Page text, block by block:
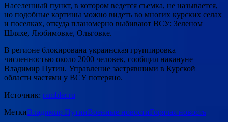
Населенный пункт, в котором ведется съемка, не называется,
но подобные картины можно видеть во многих курских селах
и поселках, откуда планомерно выбивают ВСУ: Зеленом
Шляхе, Любимовке, Ольговке.
В регионе блокирована украинская группировка
численностью около 2000 человек, сообщил накануне
Владимир Путин. Управление застрявшими в Курской
области частями у ВСУ потеряно.
Источник: rambler.ru
МеткиВладимир ПутинВоенные новостиГорячая новость